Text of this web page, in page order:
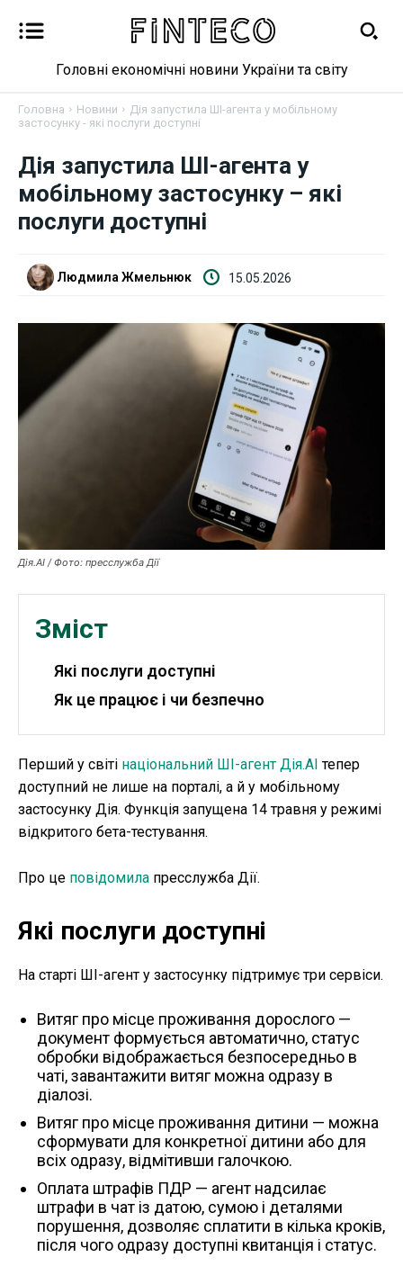
Новини
Бізнес
Криптовалюта
Ми в соц. мережах
Головні економічні новини України та світу
Головна Новини
Дія запустила ШІ-агента у мобільному
застосунку - які послуги доступні
Дія запустила ШІ-агента у
мобільному застосунку – які
послуги доступні
Людмила Жмельнюк 15.05.2026
Дія.AI / Фото: пресслужба Дії
Зміст
Які послуги доступні
Як це працює і чи безпечно
Перший у світі національний ШІ-агент Дія.AI тепер
доступний не лише на порталі, а й у мобільному
застосунку Дія. Функція запущена 14 травня у режимі
відкритого бета-тестування.
Про це повідомила пресслужба Дії.
Які послуги доступні
На старті ШІ-агент у застосунку підтримує три сервіси.
Витяг про місце проживання дорослого —
документ формується автоматично, статус
обробки відображається безпосередньо в
чаті, завантажити витяг можна одразу в
діалозі.
Витяг про місце проживання дитини — можна
сформувати для конкретної дитини або для
всіх одразу, відмітивши галочкою.
Оплата штрафів ПДР — агент надсилає
штрафи в чат із датою, сумою і деталями
порушення, дозволяє сплатити в кілька кроків,
після чого одразу доступні квитанція і статус.